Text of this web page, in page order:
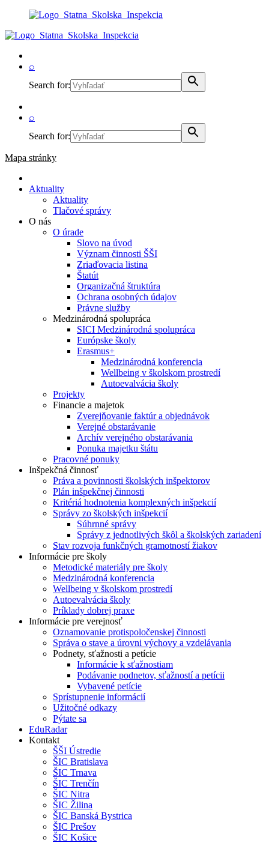
⌕
Search for:
⌕
Search for:
Mapa stránky
Aktuality
Aktuality
Tlačové správy
O nás
O úrade
Slovo na úvod
Význam činnosti ŠŠI
Zriaďovacia listina
Štatút
Organizačná štruktúra
Ochrana osobných údajov
Právne služby
Medzinárodná spolupráca
SICI Medzinárodná spolupráca
Európske školy
Erasmus+
Medzinárodná konferencia
Wellbeing v školskom prostredí
Autoevalvácia školy
Projekty
Financie a majetok
Zverejňovanie faktúr a objednávok
Verejné obstarávanie
Archív verejného obstarávania
Ponuka majetku štátu
Pracovné ponuky
Inšpekčná činnosť
Práva a povinnosti školských inšpektorov
Plán inšpekčnej činnosti
Kritériá hodnotenia komplexných inšpekcií
Správy zo školských inšpekcií
Súhrnné správy
Správy z jednotlivých škôl a školských zariadení
Stav rozvoja funkčných gramotností žiakov
Informácie pre školy
Metodické materiály pre školy
Medzinárodná konferencia
Wellbeing v školskom prostredí
Autoevalvácia školy
Príklady dobrej praxe
Informácie pre verejnosť
Oznamovanie protispoločenskej činnosti
Správa o stave a úrovni výchovy a vzdelávania
Podnety, sťažnosti a petície
Informácie k sťažnostiam
Podávanie podnetov, sťažností a petícii
Vybavené petície
Sprístupnenie informácií
Užitočné odkazy
Pýtate sa
EduRadar
Kontakt
ŠŠI Ústredie
ŠIC Bratislava
ŠIC Trnava
ŠIC Trenčín
ŠIC Nitra
ŠIC Žilina
ŠIC Banská Bystrica
ŠIC Prešov
ŠIC Košice